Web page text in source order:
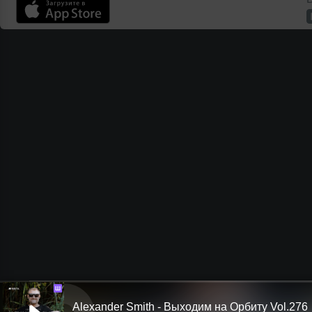
Ш
Alexander Smith - Выходим на Орбиту Vol.276